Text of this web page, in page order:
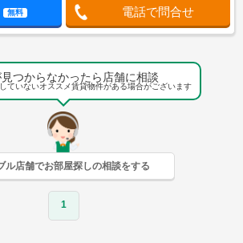
無料 電話で問合せ
つからなかったら店舗に相談
ていないオススメ賃貸物件がある場合がございます
ル店舗でお部屋探しの相談をする
1